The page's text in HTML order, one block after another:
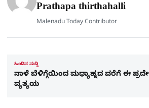
Prathapa thirthahalli
Malenadu Today Contributor
ಹಿಂದಿನ ಸುದ್ದಿ
ನಾಳೆ ಬೆಳಿಗ್ಗೆಯಿಂದ ಮಧ್ಯಾಹ್ನದ ವರೆಗೆ ಈ
ವ್ಯತ್ಯಯ